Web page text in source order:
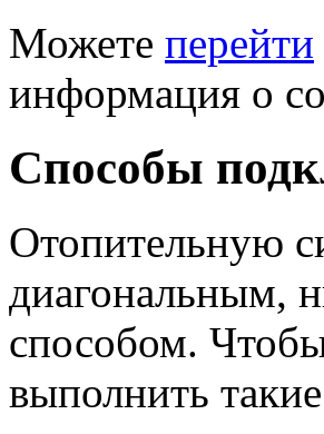
Можете перейти
информация о
Способы
Отопительную
диагональным,
способом.
выполнить